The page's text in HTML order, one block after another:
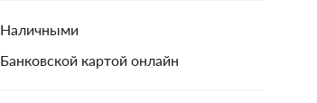
Наличными
Банковской картой онлайн